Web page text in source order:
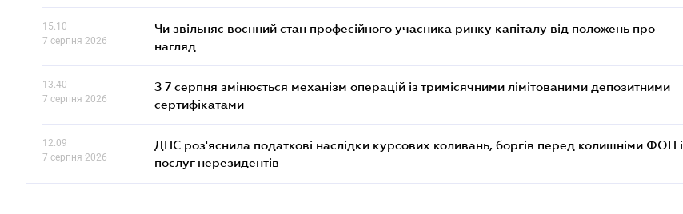
15.10
7 серпня 2026
Чи звільняє воєнний стан професійного учасника ринку капіталу від положень про
нагляд
13.40
7 серпня 2026
З 7 серпня змінюється механізм операцій із тримісячними лімітованими депозитними
сертифікатами
12.09
7 серпня 2026
ДПС роз'яснила податкові наслідки курсових коливань, боргів перед колишніми ФОП і
послуг нерезидентів